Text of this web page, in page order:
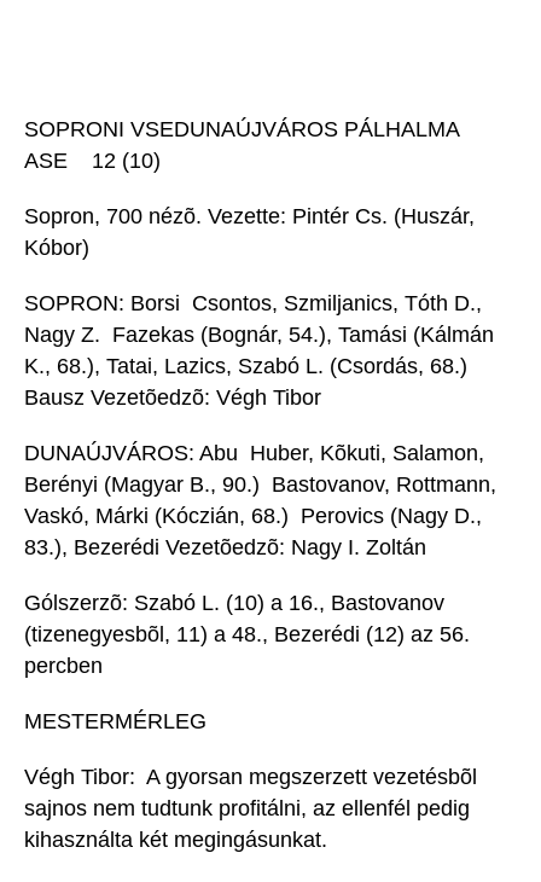
SOPRONI VSEDUNAÚJVÁROS PÁLHALMA
ASE 12 (10)
Sopron, 700 nézõ. Vezette: Pintér Cs. (Huszár,
Kóbor)
SOPRON: Borsi  Csontos, Szmiljanics, Tóth D.,
Nagy Z.  Fazekas (Bognár, 54.), Tamási (Kálmán
K., 68.), Tatai, Lazics, Szabó L. (Csordás, 68.) 
Bausz Vezetõedzõ: Végh Tibor
DUNAÚJVÁROS: Abu  Huber, Kõkuti, Salamon,
Berényi (Magyar B., 90.)  Bastovanov, Rottmann,
Vaskó, Márki (Kóczián, 68.)  Perovics (Nagy D.,
83.), Bezerédi Vezetõedzõ: Nagy I. Zoltán
Gólszerzõ: Szabó L. (10) a 16., Bastovanov
(tizenegyesbõl, 11) a 48., Bezerédi (12) az 56.
percben
MESTERMÉRLEG
Végh Tibor:  A gyorsan megszerzett vezetésbõl
sajnos nem tudtunk profitálni, az ellenfél pedig
kihasználta két megingásunkat.